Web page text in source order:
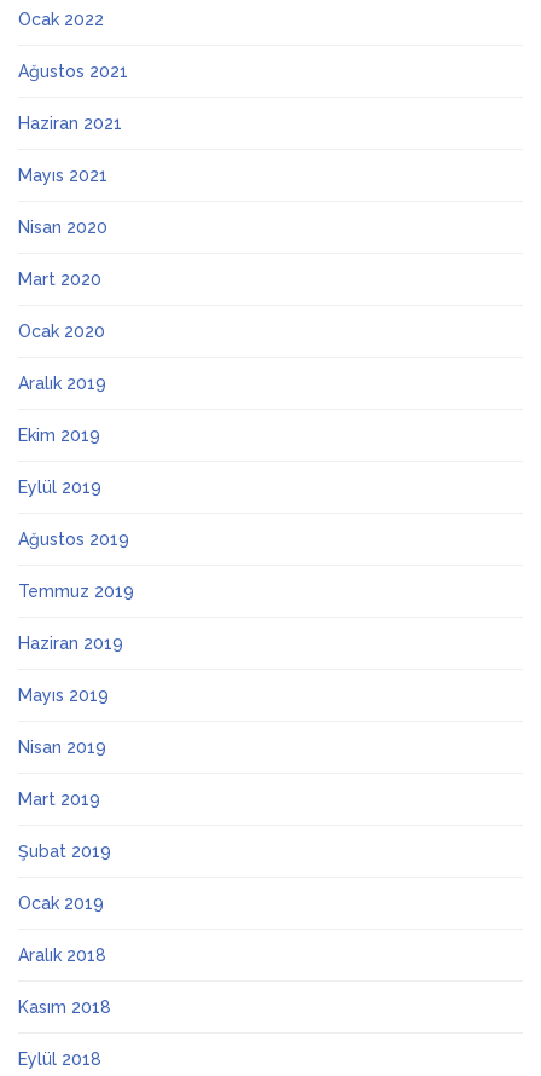
Ocak 2022
Ağustos 2021
Haziran 2021
Mayıs 2021
Nisan 2020
Mart 2020
Ocak 2020
Aralık 2019
Ekim 2019
Eylül 2019
Ağustos 2019
Temmuz 2019
Haziran 2019
Mayıs 2019
Nisan 2019
Mart 2019
Şubat 2019
Ocak 2019
Aralık 2018
Kasım 2018
Eylül 2018